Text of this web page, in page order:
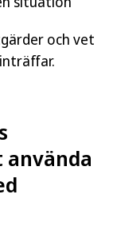
och vet